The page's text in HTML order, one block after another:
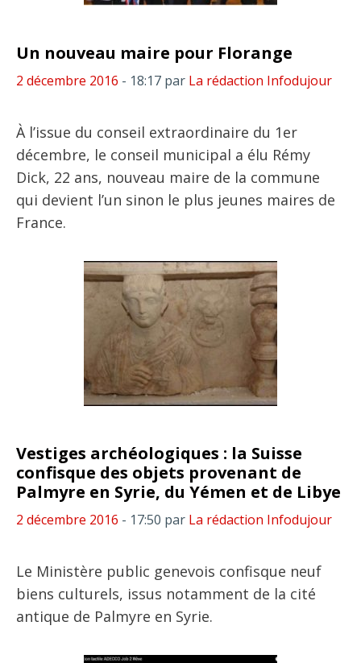
Un nouveau maire pour Florange
2 décembre 2016 - 18:17 par La rédaction Infodujour
À l’issue du conseil extraordinaire du 1er
décembre, le conseil municipal a élu Rémy
Dick, 22 ans, nouveau maire de la commune
qui devient l’un sinon le plus jeunes maires de
France.
Vestiges archéologiques : la Suisse
confisque des objets provenant de
Palmyre en Syrie, du Yémen et de Libye
2 décembre 2016 - 17:50 par La rédaction Infodujour
Le Ministère public genevois confisque neuf
biens culturels, issus notamment de la cité
antique de Palmyre en Syrie.